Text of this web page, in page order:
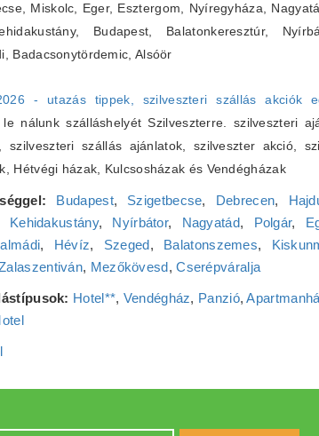
Miskolc, Eger, Esztergom, Nyíregyháza,
Budapest, Balatonkeresztúr,
Badacsonytördemic, Alsóör
- utazás tippek, szilveszteri szállás akciók
nálunk szálláshelyét Szilveszterre. szilveszteri
szilveszteri szállás ajánlatok, szilveszter akció,
Hétvégi házak, Kulcsosházak és Vendégházak
Budapest, Szigetbecse, Debrecen,
Kehidakustány, Nyírbátor, Nagyatád, Polgár,
, Hévíz, Szeged, Balatonszemes,
, Mezőkövesd,Cserépváralja
Hotel**, Vendégház, Panzió,